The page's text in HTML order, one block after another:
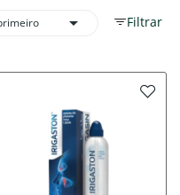
Filtrar
